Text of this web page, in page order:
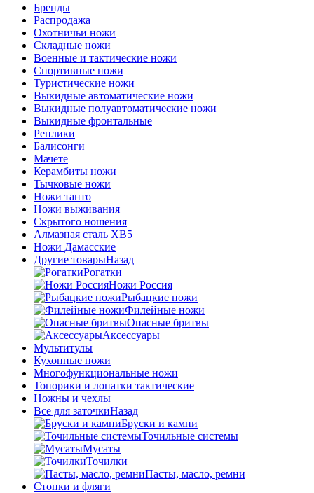
Бренды
Распродажа
Охотничьи ножи
Складные ножи
Военные и тактические ножи
Спортивные ножи
Туристические ножи
Выкидные автоматические ножи
Выкидные полуавтоматические ножи
Выкидные фронтальные
Реплики
Балисонги
Мачете
Керамбиты ножи
Тычковые ножи
Ножи танто
Ножи выживания
Скрытого ношения
Алмазная сталь ХВ5
Ножи Дамасские
Другие товарыНазад
Рогатки
Ножи Россия
Рыбацкие ножи
Филейные ножи
Опасные бритвы
Аксессуары
Мультитулы
Кухонные ножи
Многофункциональные ножи
Топорики и лопатки тактические
Ножны и чехлы
Все для заточкиНазад
Бруски и камни
Точильные системы
Мусаты
Точилки
Пасты, масло, ремни
Стопки и фляги